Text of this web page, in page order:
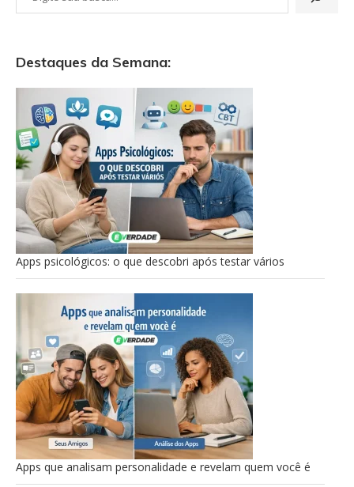
Destaques da Semana:
Apps psicológicos: o que descobri após testar vários
Apps que analisam personalidade e revelam quem você é